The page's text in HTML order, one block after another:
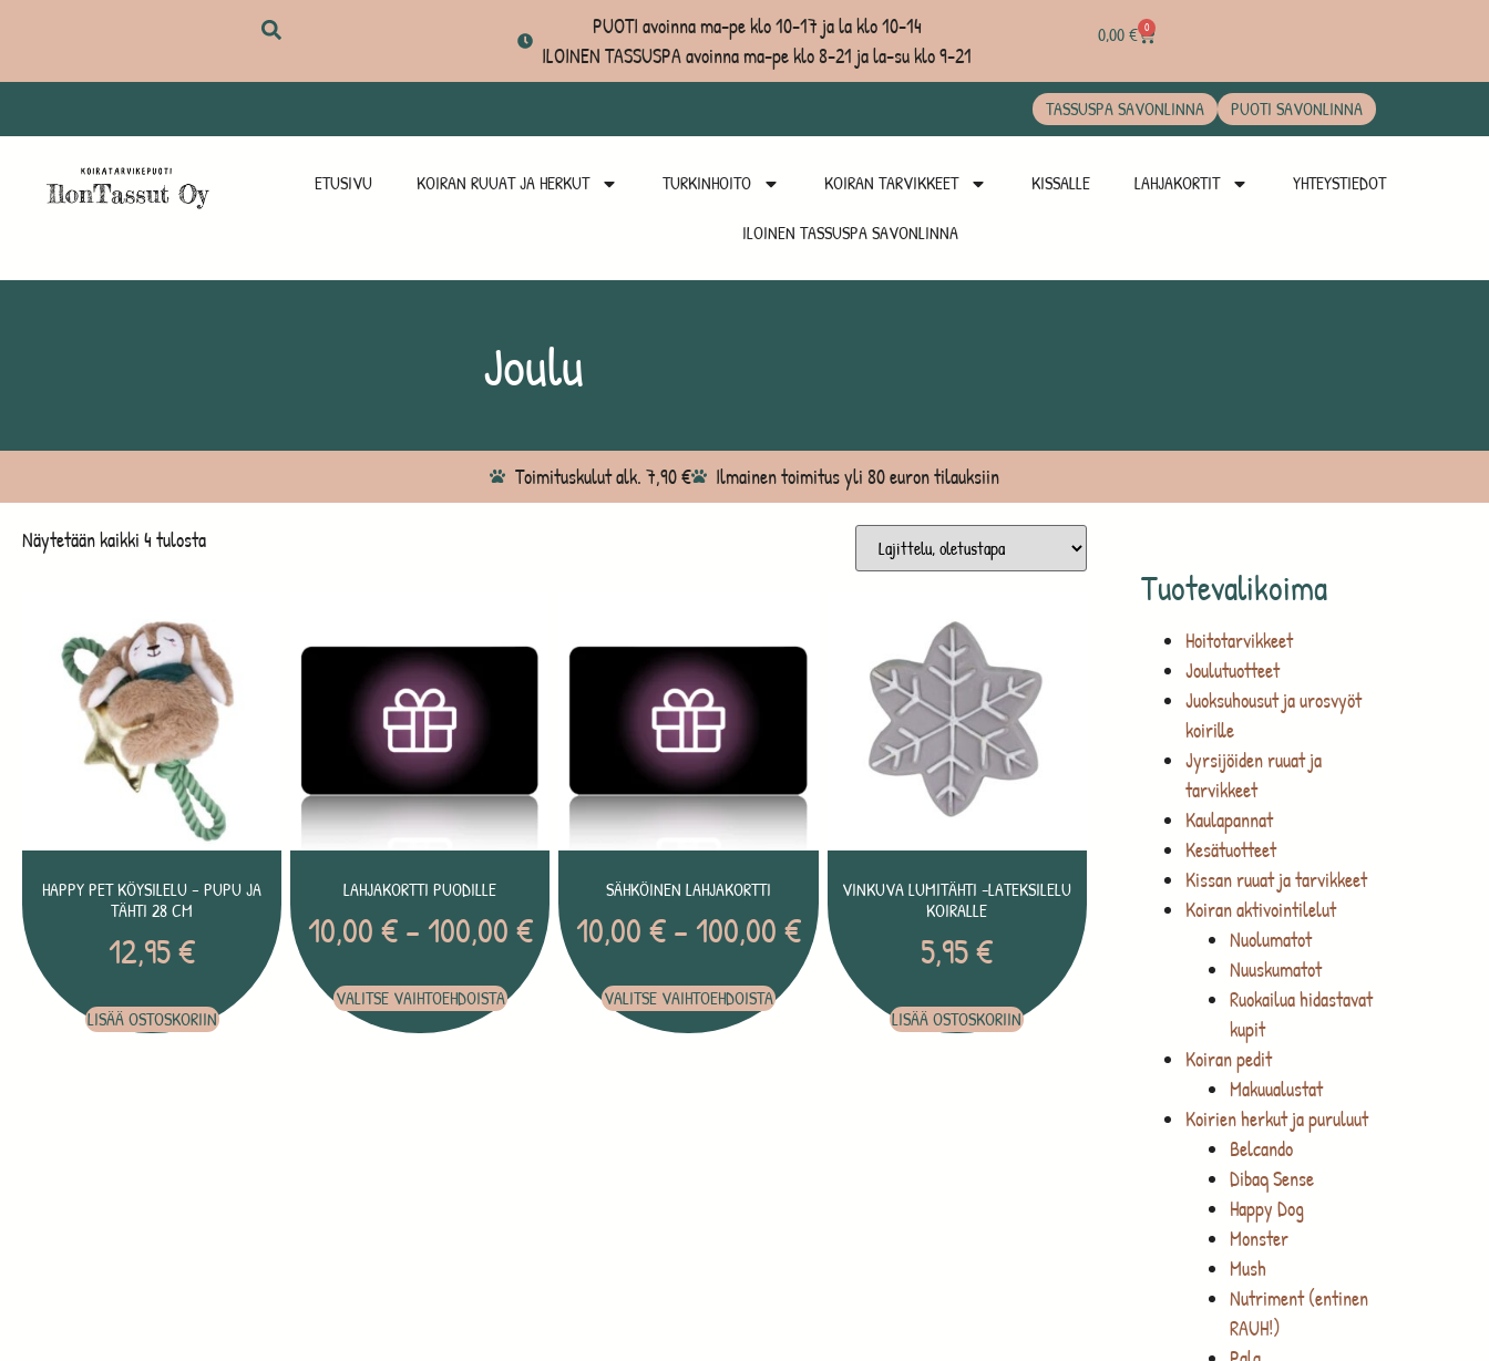
PUOTI avoinna ma-pe klo 10-17 ja la klo 10-14
ILOINEN TASSUSPA avoinna ma-pe klo 8-21 ja la-su klo 9-21
0,00€ 0
TASSUSPA SAVONLINNA PUOTI SAVONLINNA
ETUSIVU KOIRAN RUUAT JA HERKUT TURKINHOITO KOIRAN TARVIKKEET KISSALLE LAHJAKORTIT YHTEYSTIEDOT
ILOINEN TASSUSPA SAVONLINNA
Joulu
Toimituskulut alk. 7,90 € Ilmainen toimitus yli 80 euron tilauksiin
Tuotevalikoima
Hoitotarvikkeet
Joulutuotteet
Juoksuhousut ja urosvyöt
koirille
Jyrsijöiden ruuat ja
tarvikkeet
Kaulapannat
Kesätuotteet
Kissan ruuat ja tarvikkeet
Koiran aktivointilelut
Nuolumatot
Nuuskumatot
Ruokailua hidastavat
kupit
Koiran pedit
Makuualustat
Koirien herkut ja puruluut
Belcando
Dibaq Sense
Happy Dog
Monster
Mush
Nutriment (entinen
RAUH!)
Näytetään kaikki 4 tulosta
HAPPY PET KÖYSILELU – PUPU JA
TÄHTI 28 CM
12,95€
LISÄÄ OSTOSKORIIN
LAHJAKORTTI PUODILLE
10,00€– 100,00€
VALITSE VAIHTOEHDOISTA
SÄHKÖINEN LAHJAKORTTI
10,00€– 100,00€
VALITSE VAIHTOEHDOISTA
VINKUVA LUMITÄHTI -LATEKSILELU
KOIRALLE
5,95€
LISÄÄ OSTOSKORIIN